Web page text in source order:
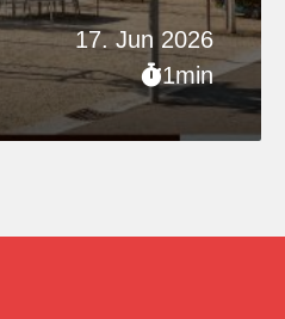
17. Jun 2026
1min